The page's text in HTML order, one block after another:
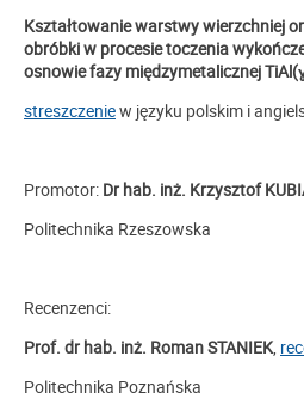
Kształtowanie warstwy wierzchniej
obróbki w procesie toczenia
osnowie fazy międzymetalicznej
streszczeniew języku polskim i
Promotor: Dr hab. inż. Krzysztof
Politechnika Rzeszowska
Recenzenci:
Prof. dr hab. inż. Roman STANIEK,
Politechnika Poznańska